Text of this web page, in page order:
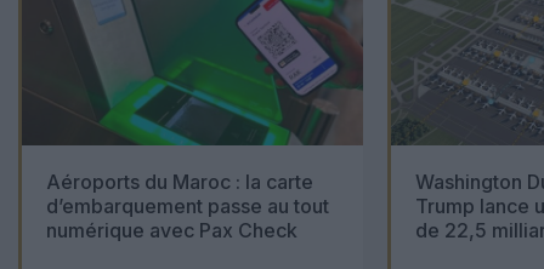
Aéroports du Maroc : la carte
d’embarquement passe au tout
numérique avec Pax Check
Washington
Trump lance
de 22,5